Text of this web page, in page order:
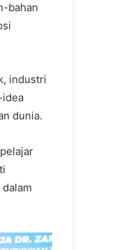
bahan
industri
idea
dunia.